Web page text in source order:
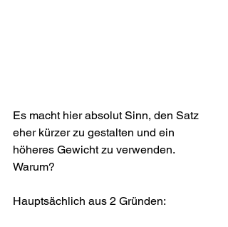
Es macht hier absolut Sinn, den Satz
eher kürzer zu gestalten und ein
höheres Gewicht zu verwenden.
Warum?
Hauptsächlich aus 2 Gründen: